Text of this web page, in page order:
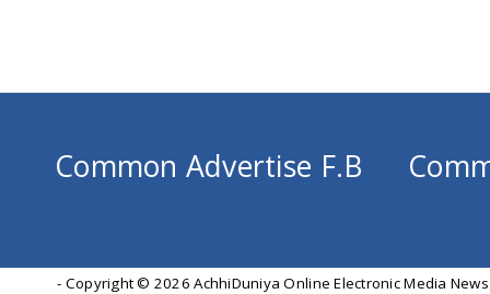
Common Advertise F.B
- Copyright © 2026 AchhiDuniya Online Electronic Media